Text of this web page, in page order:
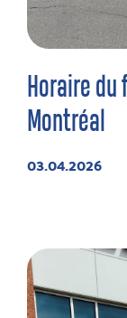
Horaire du
Montréal
03.04.2026